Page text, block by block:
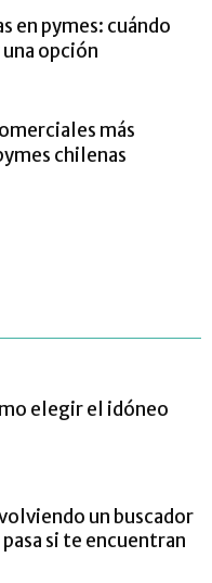
en pymes: cuándo
una opción
más
chilenas
elegir el idóneo
un buscador
si te encuentran